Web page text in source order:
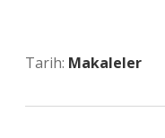
Tarih: Makaleler